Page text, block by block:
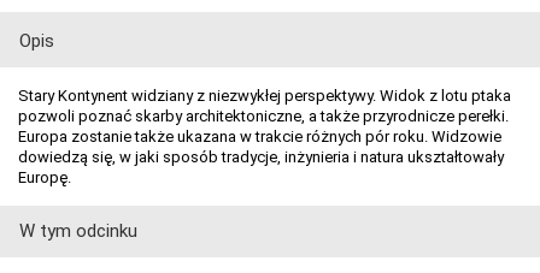
Opis
Stary Kontynent widziany z niezwykłej perspektywy. Widok z lotu ptaka
pozwoli poznać skarby architektoniczne, a także przyrodnicze perełki.
Europa zostanie także ukazana w trakcie różnych pór roku. Widzowie
dowiedzą się, w jaki sposób tradycje, inżynieria i natura ukształtowały
Europę.
W tym odcinku